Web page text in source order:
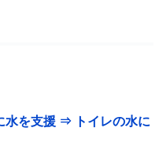
水を支援 ⇒ トイレの水に